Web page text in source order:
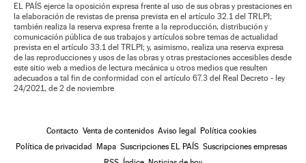
EL PAÍS ejerce la oposición expresa frente al uso de sus obras y prestaciones en
la elaboración de revistas de prensa prevista en el artículo 32.1 del TRLPI;
también realiza la reserva expresa frente a la reproducción, distribución y
comunicación pública de sus trabajos y artículos sobre temas de actualidad
prevista en el artículo 33.1 del TRLPI; y, asimismo, realiza una reserva expresa
de las reproducciones y usos de las obras y otras prestaciones accesibles desde
este sitio web a medios de lectura mecánica u otros medios que resulten
adecuados a tal fin de conformidad con el artículo 67.3 del Real Decreto - ley
24/2021, de 2 de noviembre
Contacto Venta de contenidos Aviso legal Política cookies
Política de privacidad Mapa Suscripciones EL PAÍS Suscripciones empresas